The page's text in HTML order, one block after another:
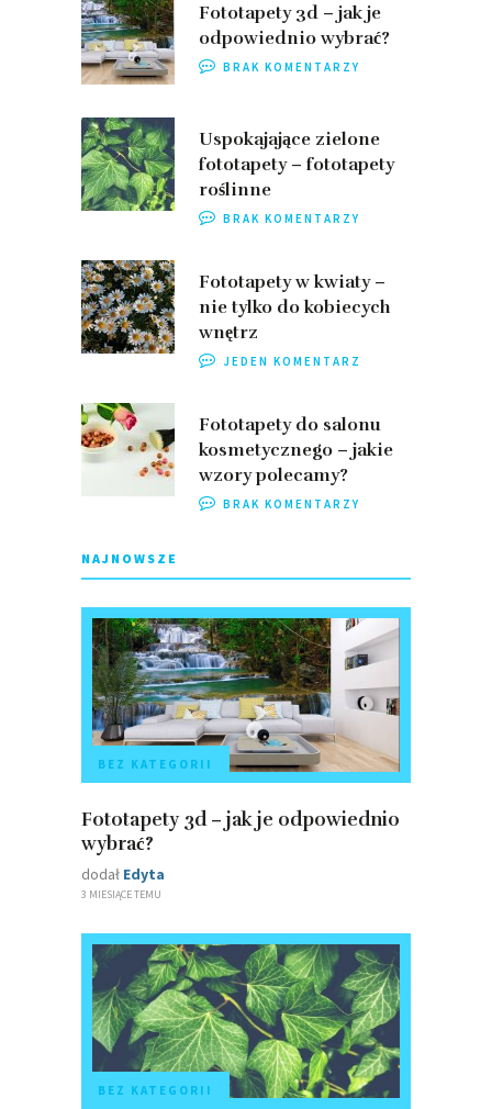
Fototapety 3d – jak je
odpowiednio wybrać?
BRAK KOMENTARZY
Uspokajające zielone
fototapety – fototapety
roślinne
BRAK KOMENTARZY
Fototapety w kwiaty –
nie tylko do kobiecych
wnętrz
JEDEN KOMENTARZ
Fototapety do salonu
kosmetycznego – jakie
wzory polecamy?
BRAK KOMENTARZY
NAJNOWSZE
BEZ KATEGORII
Fototapety 3d – jak je odpowiednio
wybrać?
dodał Edyta
3 MIESIĄCE TEMU
BEZ KATEGORII